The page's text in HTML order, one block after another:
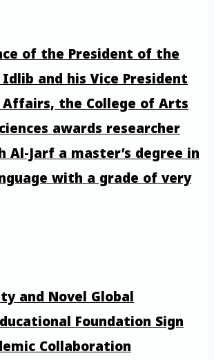
of the President of the
and his Vice President
the College of Arts
awards researcher
Al-Jarf a master’s degree in
with a grade of very
and Novel Global
Foundation Sign
Collaboration